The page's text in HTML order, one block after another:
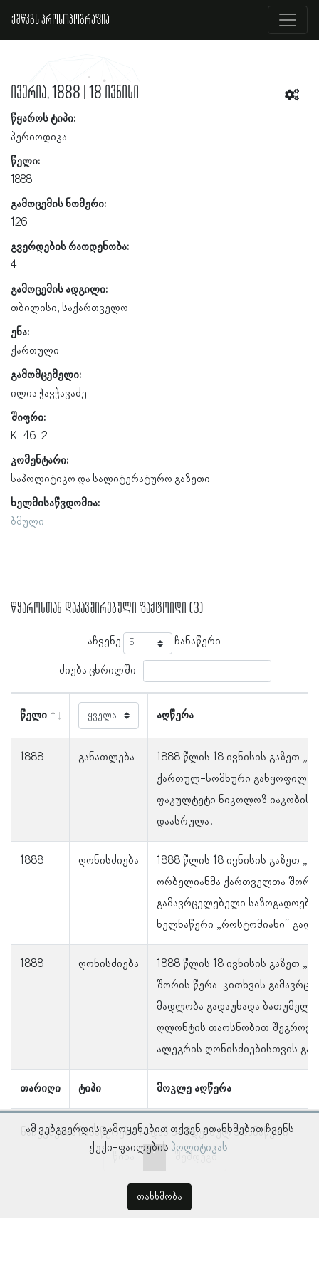
ქშწკგს პროსოპოგრაფია
ივერია, 1888 | 18 ივნისი
წყაროს ტიპი:
პერიოდიკა
წელი:
1888
გამოცემის ნომერი:
126
გვერდების რაოდენობა:
4
გამოცემის ადგილი:
თბილისი, საქართველო
ენა:
ქართული
გამომცემელი:
ილია ჭავჭავაძე
შიფრი:
K-46-2
კომენტარი:
საპოლიტიკო და სალიტერატურო გაზეთი
ხელმისაწვდომია:
ბმული
წყაროსთან დაკავშირებული ფაქტოიდი (3)
აჩვენე ჩანაწერი
ძიება ცხრილში:
წელი აღწერა
თარიღი ტიპი მოკლე აღწერა
1888 განათლება
1888 წლის 18 ივნისის გაზეთ
ქართულ-სომხური
ფაკულტეტი ნიკოლოზ იაკობის
დაასრულა.
1888 ღონისძიება
1888 წლის 18 ივნისის გაზეთ
ორბელიანმა ქართველთა
გამავრცელებელი
ხელნაწერი „როსტომიანი“
1888 ღონისძიება
1888 წლის 18 ივნისის გაზეთ
შორის წერა-კითხვის
მადლობა გადაუხადა
ღლონტის თაოსნობით
ალეგრის ღონისძიებისთვის
ნაჩვენებია ჩანაწერები 1–დან 3–მდე, სულ 3 ჩანაწერი
წინა
შემდეგი
ამ ვებგვერდის გამოყენებით თქვენ ეთანხმებით ჩვენს
ქუქი-ფაილების პოლიტიკას.
თანხმობა